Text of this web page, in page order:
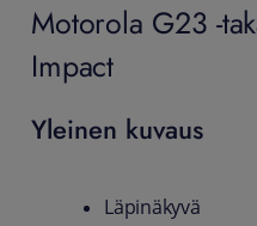
Motorola G23 -
Impact
Yleinen kuvaus
Läpinäkyvä